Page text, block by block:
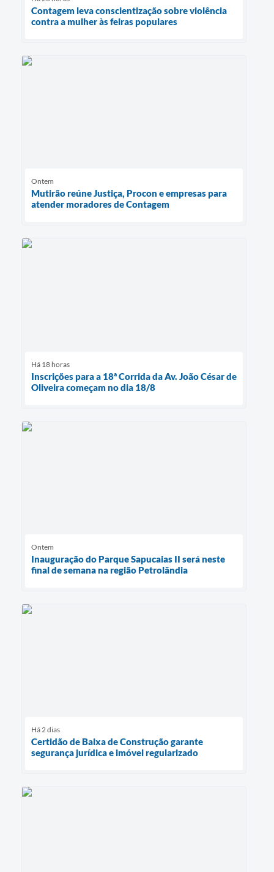
Contagem leva conscientização sobre violência
contra a mulher às feiras populares
Ontem
Mutirão reúne Justiça, Procon e empresas para
atender moradores de Contagem
Há 18 horas
Inscrições para a 18ª Corrida da Av. João César de
Oliveira começam no dia 18/8
Ontem
Inauguração do Parque Sapucaias II será neste
final de semana na região Petrolândia
Há 2 dias
Certidão de Baixa de Construção garante
segurança jurídica e imóvel regularizado